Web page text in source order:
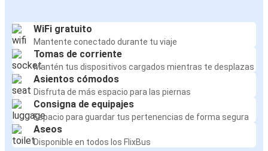
WiFi gratuito
Mantente conectado durante tu viaje
Tomas de corriente
Mantén tus dispositivos cargados mientras te desplazas
Asientos cómodos
Disfruta de más espacio para las piernas
Consigna de equipajes
Espacio para guardar tus pertenencias de forma segura
Aseos
Disponible en todos los FlixBus